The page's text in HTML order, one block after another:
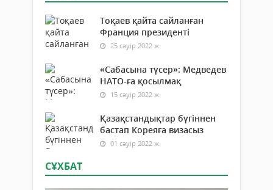
Тоқаев қайта сайланған
Франция президенті
25 сәуір 2022 ж.
«Сабасына түсер»: Медведев
НАТО-ға қосылмақ
15 сәуір 2022 ж.
Қазақстандықтар бүгіннен
бастап Кореяға визасыз
01 сәуір 2022 ж.
СҰХБАТ